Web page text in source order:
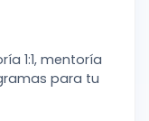
1:1, mentoría
para tu